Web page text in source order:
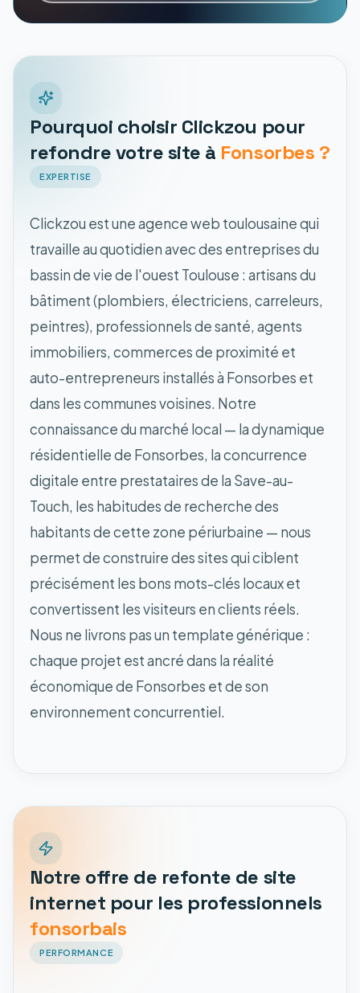
Pourquoi choisir Clickzou pour
refondre votre site à Fonsorbes ?
EXPERTISE
Clickzou est une agence web toulousaine qui
travaille au quotidien avec des entreprises du
bassin de vie de l'ouest Toulouse : artisans du
bâtiment (plombiers, électriciens, carreleurs,
peintres), professionnels de santé, agents
immobiliers, commerces de proximité et
auto-entrepreneurs installés à Fonsorbes et
dans les communes voisines. Notre
connaissance du marché local — la dynamique
résidentielle de Fonsorbes, la concurrence
digitale entre prestataires de la Save-au-
Touch, les habitudes de recherche des
habitants de cette zone périurbaine — nous
permet de construire des sites qui ciblent
précisément les bons mots-clés locaux et
convertissent les visiteurs en clients réels.
Nous ne livrons pas un template générique :
chaque projet est ancré dans la réalité
économique de Fonsorbes et de son
environnement concurrentiel.
Notre offre de refonte de site
internet pour les professionnels
fonsorbais
PERFORMANCE